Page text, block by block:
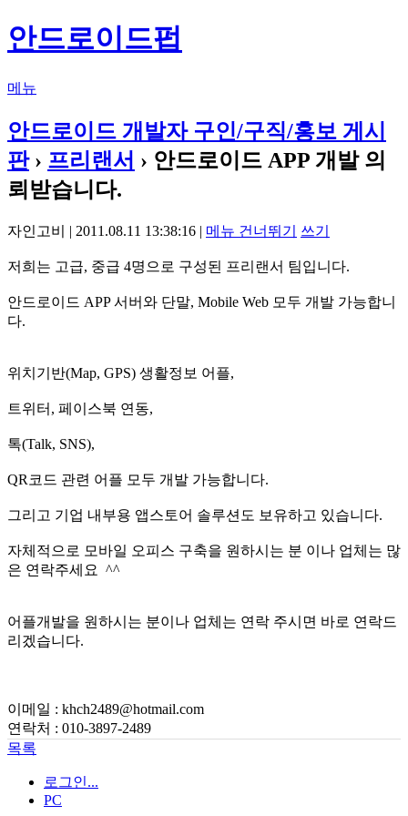
안드로이드펍
메뉴
안드로이드 개발자 구인/구직/홍보 게시
판› 프리랜서 › 안드로이드 APP 개발 의
뢰받습니다.
자인고비 | 2011.08.11 13:38:16 | 메뉴 건너뛰기 쓰기
저희는 고급, 중급 4명으로 구성된 프리랜서 팀입니다.
안드로이드 APP 서버와 단말, Mobile Web 모두 개발 가능합니
다.
위치기반(Map, GPS) 생활정보 어플,
트위터, 페이스북 연동,
톡(Talk, SNS),
QR코드 관련 어플 모두 개발 가능합니다.
그리고 기업 내부용 앱스토어 솔루션도 보유하고 있습니다.
자체적으로 모바일 오피스 구축을 원하시는 분 이나 업체는 많
은 연락주세요 ^^
어플개발을 원하시는 분이나 업체는 연락 주시면 바로 연락드
리겠습니다.
이메일 : khch2489@hotmail.com
연락처 : 010-3897-2489
목록
로그인...
PC